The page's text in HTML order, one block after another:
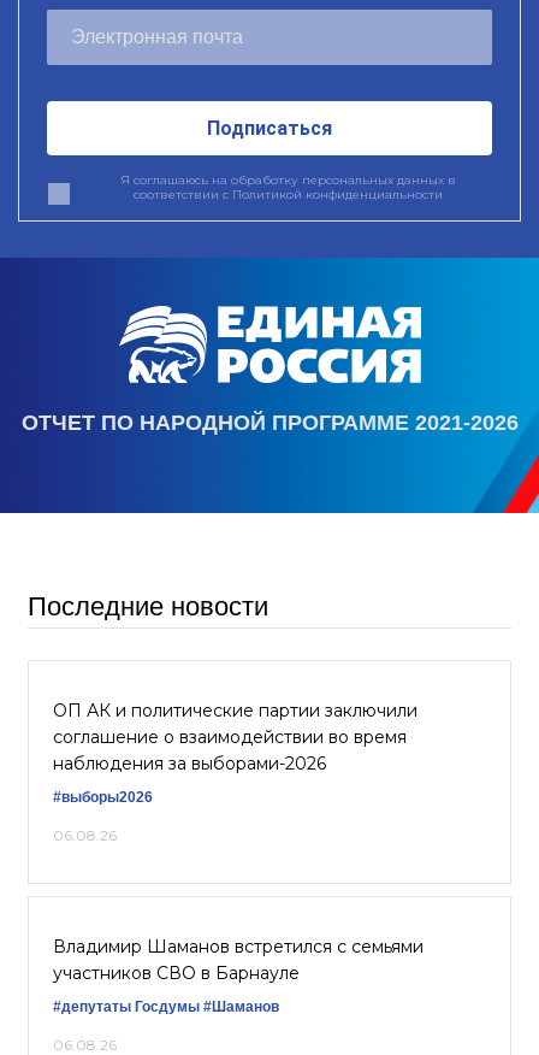
Подписаться
Я соглашаюсь на обработку персональных данных в
соответствии с Политикой конфиденциальности
ОТЧЕТ ПО НАРОДНОЙ ПРОГРАММЕ 2021-2026
Последние новости
ОП АК и политические партии заключили
соглашение о взаимодействии во время
наблюдения за выборами-2026
#выборы2026
06.08.26
Владимир Шаманов встретился с семьями
участников СВО в Барнауле
#депутаты Госдумы #Шаманов
06.08.26